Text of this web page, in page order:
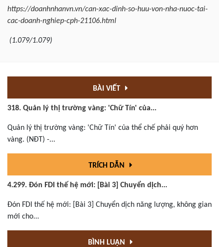
https://doanhnhanvn.vn/can-xac-dinh-so-huu-von-nha-nuoc-tai-
cac-doanh-nghiep-cph-21106.html
(1.079/1.079)
BÀI VIẾT
318. Quản lý thị trường vàng: 'Chữ Tín' của...
Quản lý thị trường vàng: 'Chữ Tín' của thể chế phải quý hơn
vàng. (NĐT) -...
TRÍCH DẪN
4.299. Đón FDI thế hệ mới: [Bài 3] Chuyển dịch...
Đón FDI thế hệ mới: [Bài 3] Chuyển dịch năng lượng, không gian
mới cho...
BÌNH LUẬN